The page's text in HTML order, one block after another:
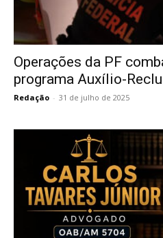
Operações da PF
programa Auxílio-
Redação - 31 de julho de 2025